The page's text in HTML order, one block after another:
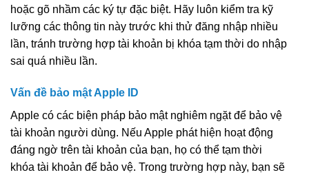
hoặc gõ nhầm các ký tự đặc biệt. Hãy luôn kiểm tra kỹ
lưỡng các thông tin này trước khi thử đăng nhập nhiều
lần, tránh trường hợp tài khoản bị khóa tạm thời do nhập
sai quá nhiều lần.
Vấn đề bảo mật Apple ID
Apple có các biện pháp bảo mật nghiêm ngặt để bảo vệ
tài khoản người dùng. Nếu Apple phát hiện hoạt động
đáng ngờ trên tài khoản của bạn, họ có thể tạm thời
khóa tài khoản để bảo vệ. Trong trường hợp này, bạn sẽ